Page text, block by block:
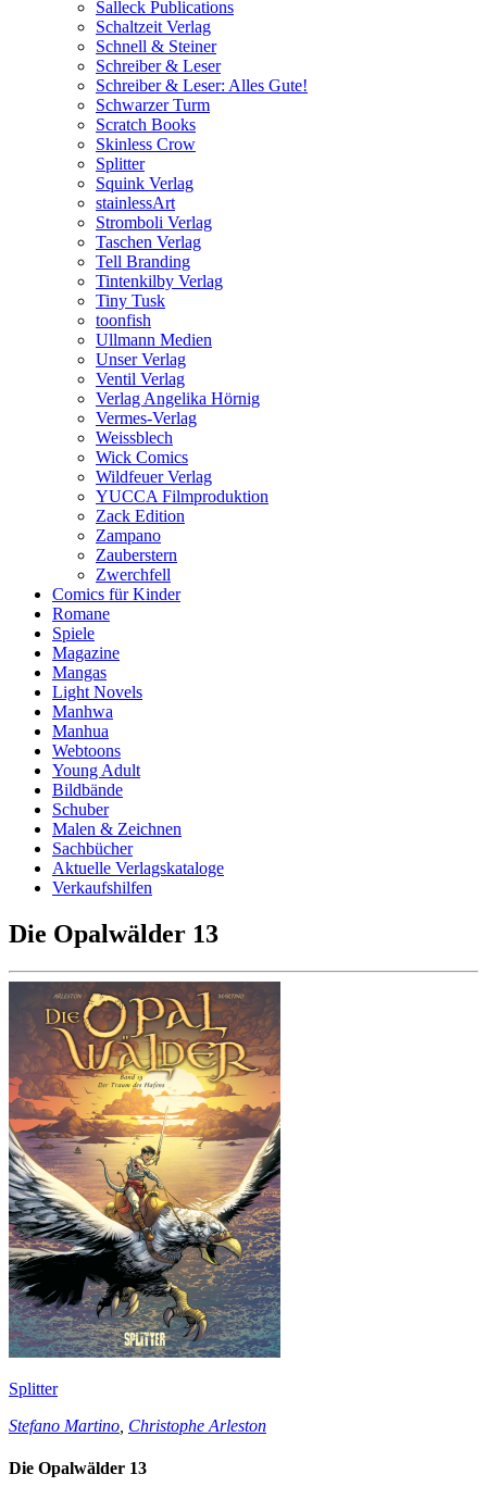
Salleck Publications
Schaltzeit Verlag
Schnell & Steiner
Schreiber & Leser
Schreiber & Leser: Alles Gute!
Schwarzer Turm
Scratch Books
Skinless Crow
Splitter
Squink Verlag
stainlessArt
Stromboli Verlag
Taschen Verlag
Tell Branding
Tintenkilby Verlag
Tiny Tusk
toonfish
Ullmann Medien
Unser Verlag
Ventil Verlag
Verlag Angelika Hörnig
Vermes-Verlag
Weissblech
Wick Comics
Wildfeuer Verlag
YUCCA Filmproduktion
Zack Edition
Zampano
Zauberstern
Zwerchfell
Comics für Kinder
Romane
Spiele
Magazine
Mangas
Light Novels
Manhwa
Manhua
Webtoons
Young Adult
Bildbände
Schuber
Malen & Zeichnen
Sachbücher
Aktuelle Verlagskataloge
Verkaufshilfen
Die Opalwälder 13
Splitter
Stefano Martino Christophe Arleston
Die Opalwälder 13